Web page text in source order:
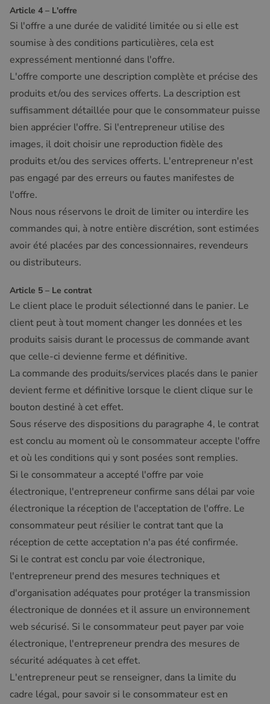
Article 4 – L'offre
Si l'offre a une durée de validité limitée ou si elle est
soumise à des conditions particulières, cela est
expressément mentionné dans l'offre.
L'offre comporte une description complète et précise des
produits et/ou des services offerts. La description est
suffisamment détaillée pour que le consommateur puisse
bien apprécier l'offre. Si l'entrepreneur utilise des
images, il doit choisir une reproduction fidèle des
produits et/ou des services offerts. L'entrepreneur n'est
pas engagé par des erreurs ou fautes manifestes de
l'offre.
Nous nous réservons le droit de limiter ou interdire les
commandes qui, à notre entière discrétion, sont estimées
avoir été placées par des concessionnaires, revendeurs
ou distributeurs.
Article 5 – Le contrat
Le client place le produit sélectionné dans le panier. Le
client peut à tout moment changer les données et les
produits saisis durant le processus de commande avant
que celle-ci devienne ferme et définitive.
La commande des produits/services placés dans le panier
devient ferme et définitive lorsque le client clique sur le
bouton destiné à cet effet.
Sous réserve des dispositions du paragraphe 4, le contrat
est conclu au moment où le consommateur accepte l'offre
et où les conditions qui y sont posées sont remplies.
Si le consommateur a accepté l'offre par voie
électronique, l'entrepreneur confirme sans délai par voie
électronique la réception de l'acceptation de l'offre. Le
consommateur peut résilier le contrat tant que la
réception de cette acceptation n'a pas été confirmée.
Si le contrat est conclu par voie électronique,
l'entrepreneur prend des mesures techniques et
d'organisation adéquates pour protéger la transmission
électronique de données et il assure un environnement
web sécurisé. Si le consommateur peut payer par voie
électronique, l'entrepreneur prendra des mesures de
sécurité adéquates à cet effet.
L'entrepreneur peut se renseigner, dans la limite du
cadre légal, pour savoir si le consommateur est en